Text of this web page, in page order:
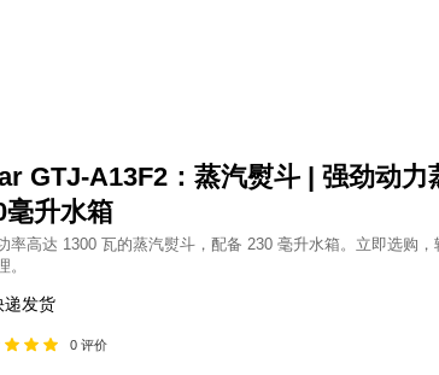
GTJ-A13F2：蒸汽熨斗 | 强劲动力
毫升水箱
率高达 1300 瓦的蒸汽熨斗，配备 230 毫升水箱。立即选购
。
递发货
0 评价